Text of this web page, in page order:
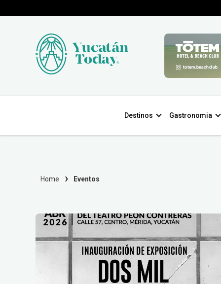
Destinos Gastronomia
Home Eventos